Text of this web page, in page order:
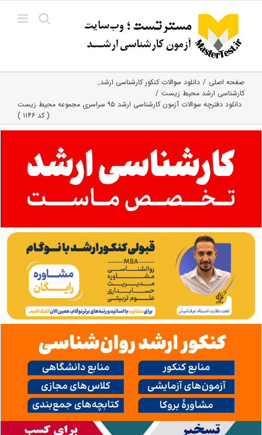
content
صفحه اصلی
دانلود سوالات کنکور کارشناسی ارشد
کارشناسی ارشد محیط زیست
دانلود دفترچه سوالات آزمون کارشناسی ارشد ۹۵ سراسری مجموعه محیط زیست
( کد ۱۱۴۶ )